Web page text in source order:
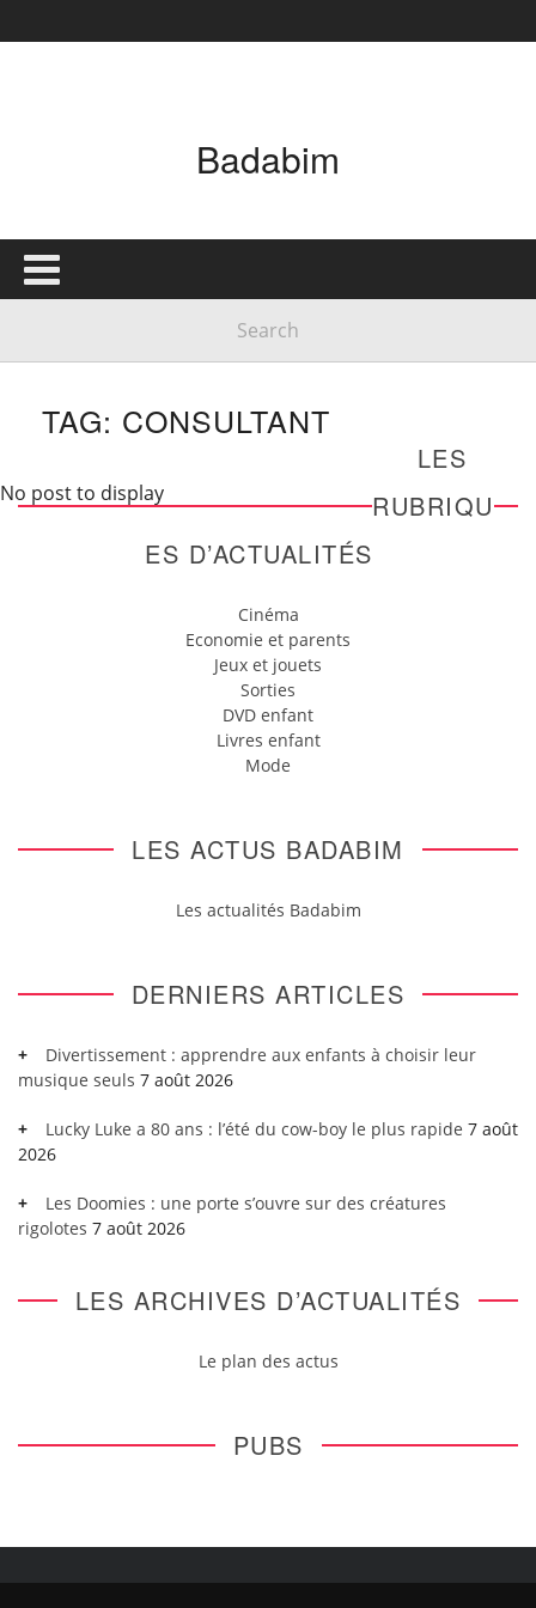
Badabim
TAG: CONSULTANT
No post to display
LES
RUBRIQU
ES D’ACTUALITÉS
Cinéma
Economie et parents
Jeux et jouets
Sorties
DVD enfant
Livres enfant
Mode
LES ACTUS BADABIM
Les actualités Badabim
DERNIERS ARTICLES
Divertissement : apprendre aux enfants à choisir leur
musique seuls 7 août 2026
Lucky Luke a 80 ans : l’été du cow-boy le plus rapide 7 août
2026
Les Doomies : une porte s’ouvre sur des créatures
rigolotes 7 août 2026
LES ARCHIVES D’ACTUALITÉS
Le plan des actus
PUBS